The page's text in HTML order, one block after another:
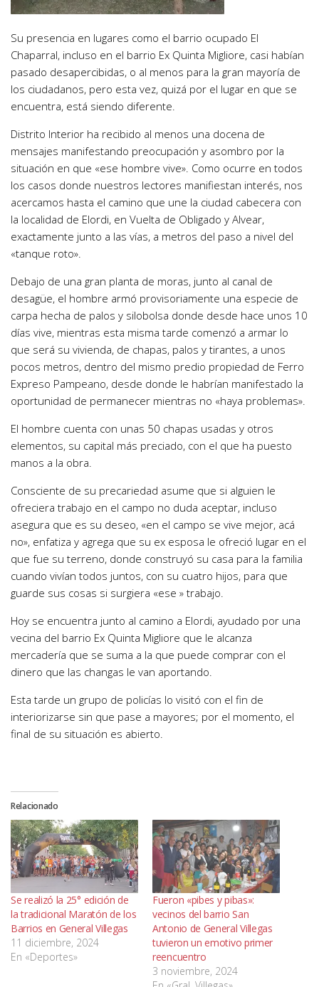
Su presencia en lugares como el barrio ocupado El
Chaparral, incluso en el barrio Ex Quinta Migliore, casi habían
pasado desapercibidas, o al menos para la gran mayoría de
los ciudadanos, pero esta vez, quizá por el lugar en que se
encuentra, está siendo diferente.
Distrito Interior ha recibido al menos una docena de
mensajes manifestando preocupación y asombro por la
situación en que «ese hombre vive». Como ocurre en todos
los casos donde nuestros lectores manifiestan interés, nos
acercamos hasta el camino que une la ciudad cabecera con
la localidad de Elordi, en Vuelta de Obligado y Alvear,
exactamente junto a las vías, a metros del paso a nivel del
«tanque roto».
Debajo de una gran planta de moras, junto al canal de
desagüe, el hombre armó provisoriamente una especie de
carpa hecha de palos y silobolsa donde desde hace unos 10
días vive, mientras esta misma tarde comenzó a armar lo
que será su vivienda, de chapas, palos y tirantes, a unos
pocos metros, dentro del mismo predio propiedad de Ferro
Expreso Pampeano, desde donde le habrían manifestado la
oportunidad de permanecer mientras no «haya problemas».
El hombre cuenta con unas 50 chapas usadas y otros
elementos, su capital más preciado, con el que ha puesto
manos a la obra.
Consciente de su precariedad asume que si alguien le
ofreciera trabajo en el campo no duda aceptar, incluso
asegura que es su deseo, «en el campo se vive mejor, acá
no», enfatiza y agrega que su ex esposa le ofreció lugar en el
que fue su terreno, donde construyó su casa para la familia
cuando vivían todos juntos, con su cuatro hijos, para que
guarde sus cosas si surgiera «ese » trabajo.
Hoy se encuentra junto al camino a Elordi, ayudado por una
vecina del barrio Ex Quinta Migliore que le alcanza
mercadería que se suma a la que puede comprar con el
dinero que las changas le van aportando.
Esta tarde un grupo de policías lo visitó con el fin de
interiorizarse sin que pase a mayores; por el momento, el
final de su situación es abierto.
Relacionado
Se realizó la 25° edición de
la tradicional Maratón de los
Barrios en General Villegas
11 diciembre, 2024
En «Deportes»
Fueron «pibes y pibas»:
vecinos del barrio San
Antonio de General Villegas
tuvieron un emotivo primer
reencuentro
3 noviembre, 2024